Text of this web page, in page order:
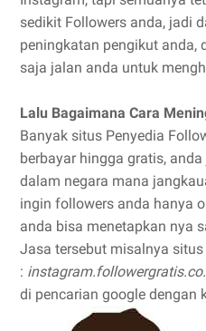
sedikit Followers anda, jadi
peningkatan pengikut anda,
saja jalan anda untuk
Lalu Bagaimana Cara
Banyak situs Penyedia
berbayar hingga gratis,
dalam negara mana
ingin followers anda hanya
anda bisa menetapkan nya
Jasa tersebut misalnya situs
:
di pencarian google dengan